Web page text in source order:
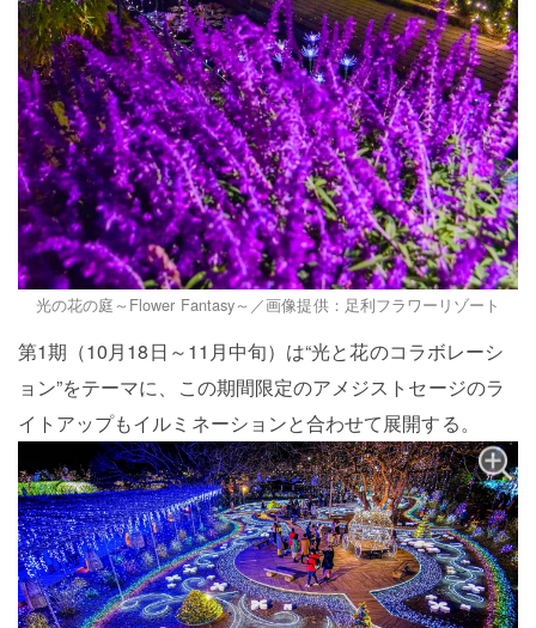
光の花の庭～Flower Fantasy～／画像提供：足利フラワーリゾート
第1期（10月18日～11月中旬）は“光と花のコラボレーシ
ョン”をテーマに、この期間限定のアメジストセージのラ
イトアップもイルミネーションと合わせて展開する。